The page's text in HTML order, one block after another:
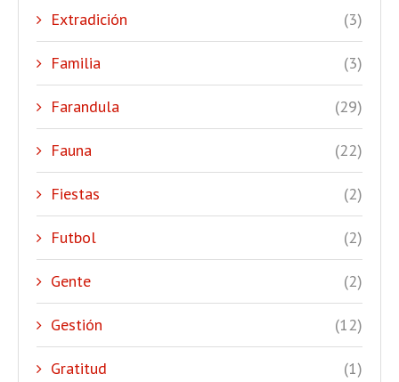
Extradición (3)
Familia (3)
Farandula (29)
Fauna (22)
Fiestas (2)
Futbol (2)
Gente (2)
Gestión (12)
Gratitud (1)